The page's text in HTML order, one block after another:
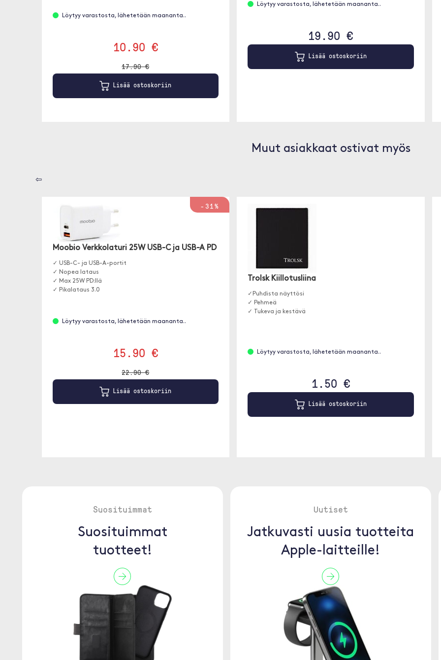
Löytyy varastosta, lähetetään maananta..
10.90 €
17.90 €
Lisää ostoskoriin
Löytyy varastosta, lähetetään maananta..
19.90 €
Lisää ostoskoriin
Muut asiakkaat ostivat myös
⇦
-31%
Moobio Verkkolaturi 25W USB-C ja USB-A PD
✓ USB-C- ja USB-A-portit
✓ Nopea lataus
✓ Max 25W PD:llä
✓ Pikalataus 3.0
Löytyy varastosta, lähetetään maananta..
15.90 €
22.90 €
Lisää ostoskoriin
Trolsk Kiillotusliina
✓Puhdista näyttösi
✓ Pehmeä
✓ Tukeva ja kestävä
Löytyy varastosta, lähetetään maananta..
1.50 €
Lisää ostoskoriin
Suosituimmat
Suosituimmat
tuotteet!
Uutiset
Jatkuvasti uusia tuotteita
Apple-laitteille!